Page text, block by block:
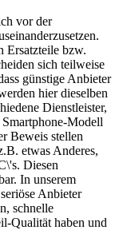
vor der
Ersatzteile bzw.
sich teilweise
günstige Anbieter
hier dieselben
Dienstleister,
Modell
Beweis stellen
etwas Anderes,
Diesen
In unserem
Anbieter
schnelle
Qualität haben und